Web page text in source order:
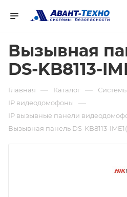
Вызывная
DS-KB8113-
Главная — Каталог —
IP видеодомофоны —
IP вызывные панели
Вызывная панель DS-KB8113-